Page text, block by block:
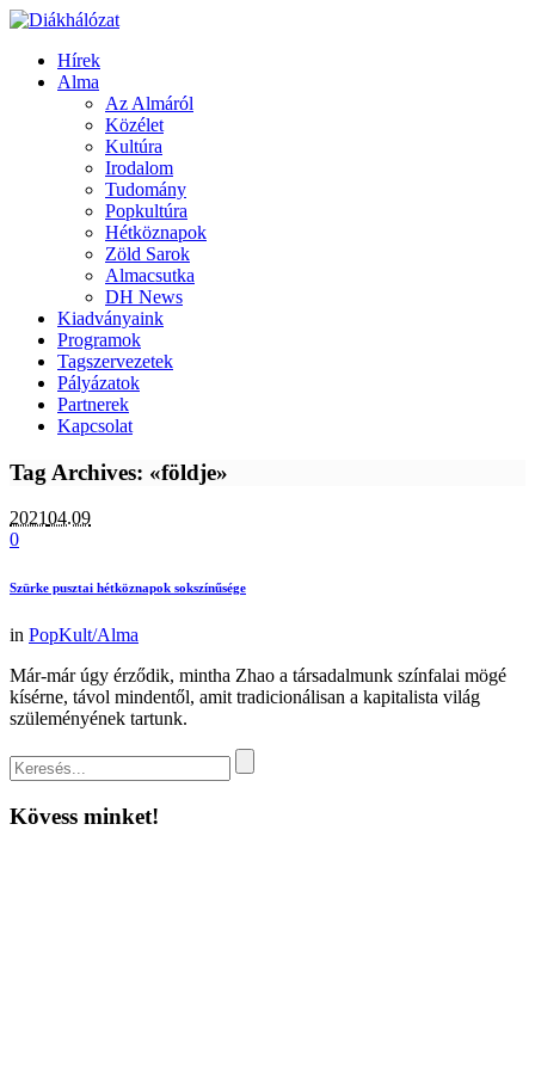
Hírek
Alma
Az Almáról
Közélet
Kultúra
Irodalom
Tudomány
Popkultúra
Hétköznapok
Zöld Sarok
Almacsutka
DH News
Kiadványaink
Programok
Tagszervezetek
Pályázatok
Partnerek
Kapcsolat
Tag Archives: «földje»
202104.09
0
Szürke pusztai hétköznapok sokszínűsége
in PopKult/Alma
Már-már úgy érződik, mintha Zhao a társadalmunk színfalai mögé
kísérne, távol mindentől, amit tradicionálisan a kapitalista világ
szüleményének tartunk.
Kövess minket!